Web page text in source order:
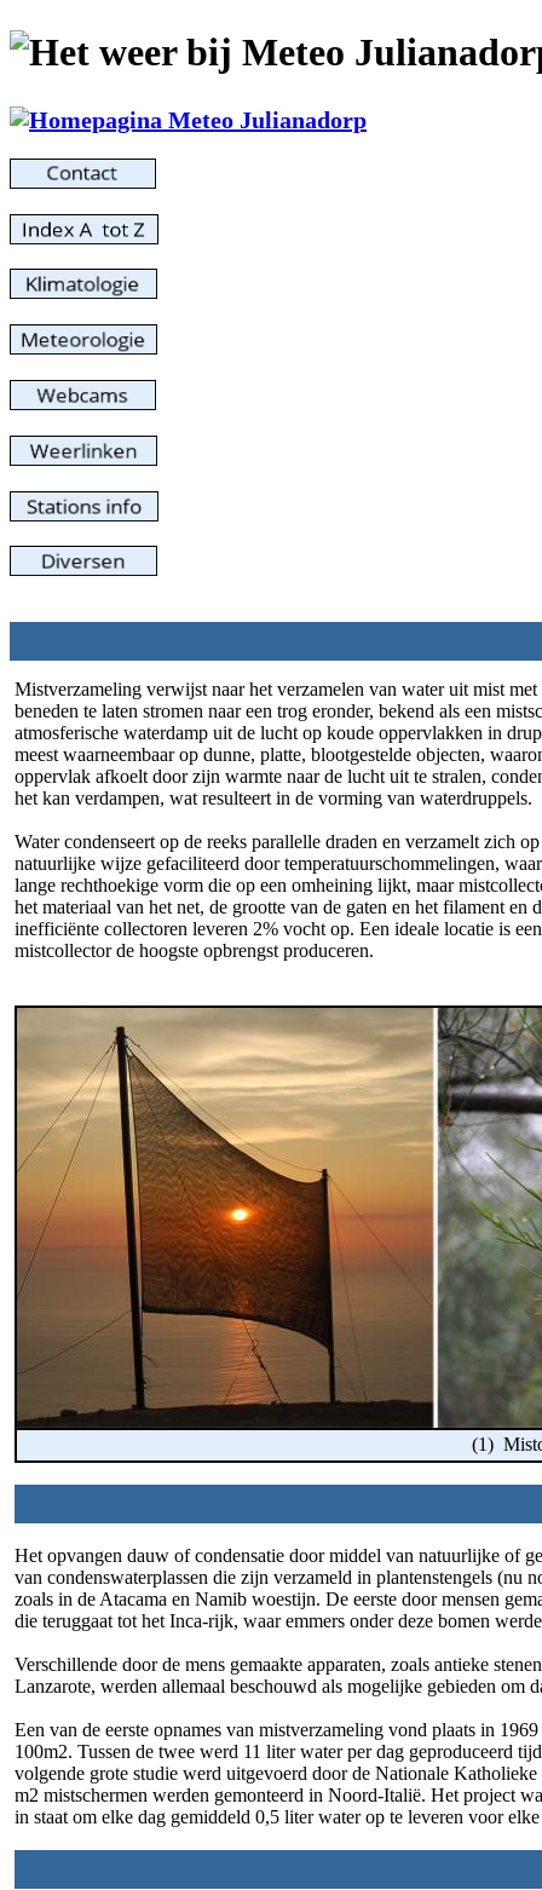
Mistverzameling verwijst naar het verzamelen van water uit mist
beneden te laten stromen naar een trog eronder, bekend als een
atmosferische waterdamp uit de lucht op koude oppervlakken in
meest waarneembaar op dunne, platte, blootgestelde objecten,
oppervlak afkoelt door zijn warmte naar de lucht uit te stralen,
het kan verdampen, wat resulteert in de vorming van waterdruppels.
Water condenseert op de reeks parallelle draden en verzamelt zich
natuurlijke wijze gefaciliteerd door temperatuurschommelingen,
lange rechthoekige vorm die op een omheining lijkt, maar
het materiaal van het net, de grootte van de gaten en het filament
inefficiënte collectoren leveren 2% vocht op. Een ideale locatie is
mistcollector de hoogste opbrengst produceren.
(1)
Het opvangen dauw of condensatie door middel van natuurlijke of
van condenswaterplassen die zijn verzameld in plantenstengels (nu
zoals in de Atacama en Namib woestijn. De eerste door mensen
die teruggaat tot het Inca-rijk, waar emmers onder deze bomen
Verschillende door de mens gemaakte apparaten, zoals antieke
Lanzarote, werden allemaal beschouwd als mogelijke gebieden om
Een van de eerste opnames van mistverzameling vond plaats in
100m2. Tussen de twee werd 11 liter water per dag geproduceerd
volgende grote studie werd uitgevoerd door de Nationale
m2 mistschermen werden gemonteerd in Noord-Italië. Het project
in staat om elke dag gemiddeld 0,5 liter water op te leveren voor